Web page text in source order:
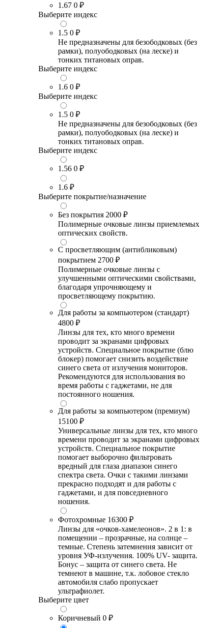
1.67 0 ₽
Выберите индекс
1.5 0 ₽
Не предназначены для безободковых (без
рамки), полуободковых (на леске) и
тонких титановых оправ.
Выберите индекс
1.6 0 ₽
Выберите индекс
1.5 0 ₽
Не предназначены для безободковых (без
рамки), полуободковых (на леске) и
тонких титановых оправ.
Выберите индекс
1.56 0 ₽
1.6 ₽
Выберите покрытие/назначение
Без покрытия 2000 ₽
Полимерные очковые линзы приемлемых
оптических свойств.
С просветляющим (антибликовым)
покрытием 2700 ₽
Полимерные очковые линзы с
улучшенными оптическими свойствами,
благодаря упрочняющему и
просветляющему покрытию.
Для работы за компьютером (стандарт)
4800 ₽
Линзы для тех, кто много времени
проводит за экранами цифровых
устройств. Специальное покрытие (блю
блокер) помогает снизить воздействие
синего света от излучения мониторов.
Рекомендуются для использования во
время работы с гаджетами, не для
постоянного ношения.
Для работы за компьютером (премиум)
15100 ₽
Универсальные линзы для тех, кто много
времени проводит за экранами цифровых
устройств. Специальное покрытие
помогает выборочно фильтровать
вредный для глаза диапазон синего
спектра света. Очки с такими линзами
прекрасно подходят и для работы с
гаджетами, и для повседневного
ношения.
Фотохромные 16300 ₽
Линзы для «очков-хамелеонов». 2 в 1: в
помещении – прозрачные, на солнце –
темные. Степень затемнения зависит от
уровня УФ-излучения. 100% UV- защита.
Бонус – защита от синего света. Не
темнеют в машине, т.к. лобовое стекло
автомобиля слабо пропускает
ультрафиолет.
Выберите цвет
Коричневый 0 ₽